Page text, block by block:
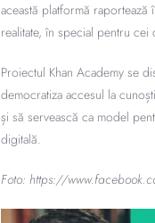
această platformă
realitate, în special pentru
Proiectul Khan Academy se
democratiza accesul la
și să servească ca model
digitală.
Foto: https://